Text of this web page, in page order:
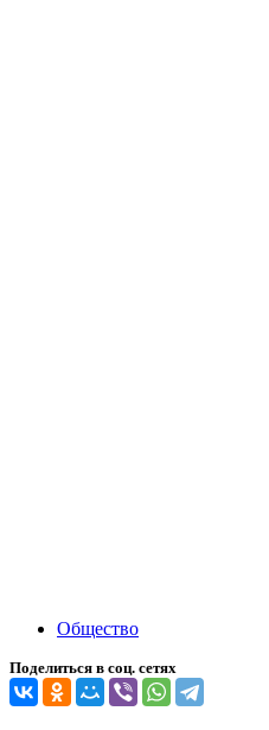
Общество
Поделиться в соц. сетях